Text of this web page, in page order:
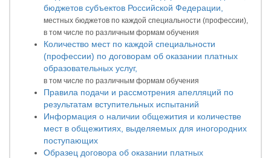
бюджетов субъектов Российской Федерации,
местных бюджетов по каждой специальности (профессии),
в том числе по различным формам обучения
Количество мест по каждой специальности
(профессии) по договорам об оказании платных
образовательных услуг,
в том числе по различным формам обучения
Правила подачи и рассмотрения апелляций по
результатам вступительных испытаний
Информация о наличии общежития и количестве
мест в общежитиях, выделяемых для иногородних
поступающих
Образец договора об оказании платных